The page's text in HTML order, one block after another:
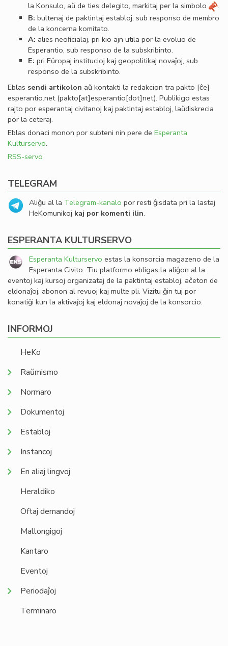
la Konsulo, aŭ de ties delegito, markitaj per la simbolo
.
B: bultenaj de paktintaj establoj, sub responso de membro
de la koncerna komitato.
A: alies neoﬁcialaj, pri kio ajn utila por la evoluo de
Esperantio, sub responso de la subskribinto.
E: pri Eŭropaj institucioj kaj geopolitikaj novaĵoj, sub
responso de la subskribinto.
Eblas sendi artikolon aŭ kontakti la redakcion tra pakto [ĉe]
esperantio.net(pakto[at]esperantio[dot]net). Publikigo estas
rajto por esperantaj civitanoj kaj paktintaj establoj, laŭdiskrecia
por la ceteraj.
Eblas donaci monon por subteni nin pere de Esperanta
Kulturservo.
RSS-servo
TELEGRAM
Aliĝu al la Telegram-kanalo por resti ĝisdata pri la lastaj
HeKomunikoj kaj por komenti ilin.
ESPERANTA KULTURSERVO
Esperanta Kulturservo estas la konsorcia magazeno de la
Esperanta Civito. Tiu platformo ebligas la aliĝon al la
eventoj kaj kursoj organizataj de la paktintaj establoj, aĉeton de
eldonaĵoj, abonon al revuoj kaj multe pli. Vizitu ĝin tuj por
konatiĝi kun la aktivaĵoj kaj eldonaj novaĵoj de la konsorcio.
INFORMOJ
HeKo
Raŭmismo
Normaro
Dokumentoj
Establoj
Instancoj
En aliaj lingvoj
Heraldiko
Oftaj demandoj
Mallongigoj
Kantaro
Eventoj
Periodaĵoj
Terminaro